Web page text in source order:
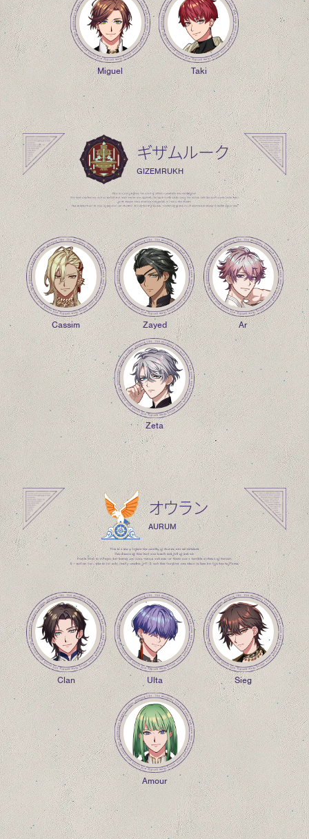
Miguel Taki
ギザムルーク
GIZEMRUKH
Cassim Zayed Ar
Zeta
オウラン
AURUM
Clan Ulta Sieg
Amour